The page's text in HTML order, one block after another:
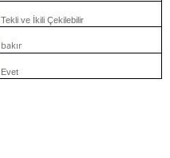
Tekli ve İkili Çekilebilir
bakır
Evet